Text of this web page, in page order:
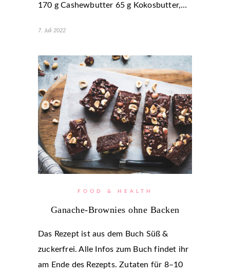
170 g Cashewbutter 65 g Kokosbutter,…
7. Juli 2022
FOOD & HEALTH
Ganache-Brownies ohne Backen
Das Rezept ist aus dem Buch Süß &
zuckerfrei. Alle Infos zum Buch findet ihr
am Ende des Rezepts. Zutaten für 8–10